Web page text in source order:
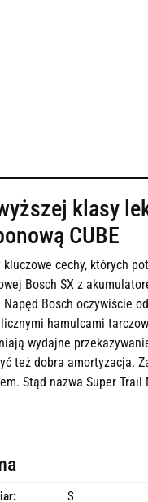
klasy
CUBE
kluczowe cechy, których
Bosch SX z
Napęd Bosch oczywiście
hamulcami
wydajne
też dobra amortyzacja.
Stąd nazwa Super Trail
S